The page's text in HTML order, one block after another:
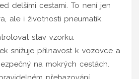
delšími cestami. To není jen
ale i životnosti pneumatik.
stav vzorku.
snižuje přilnavost k vozovce a
na mokrých cestách.